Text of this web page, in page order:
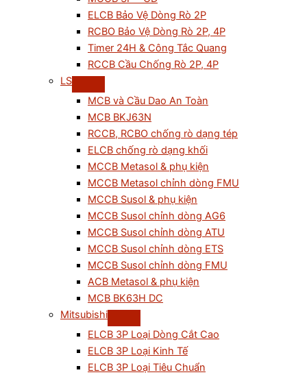
ELCB Bảo Vệ Dòng Rò 2P
RCBO Bảo Vệ Dòng Rò 2P, 4P
Timer 24H & Công Tắc Quang
RCCB Cầu Chống Rò 2P, 4P
LS
MCB và Cầu Dao An Toàn
MCB BKJ63N
RCCB, RCBO chống rò dạng tép
ELCB chống rò dạng khối
MCCB Metasol & phụ kiện
MCCB Metasol chỉnh dòng FMU
MCCB Susol & phụ kiện
MCCB Susol chỉnh dòng AG6
MCCB Susol chỉnh dòng ATU
MCCB Susol chỉnh dòng ETS
MCCB Susol chỉnh dòng FMU
ACB Metasol & phụ kiện
MCB BK63H DC
Mitsubishi
ELCB 3P Loại Dòng Cắt Cao
ELCB 3P Loại Kinh Tế
ELCB 3P Loại Tiêu Chuẩn